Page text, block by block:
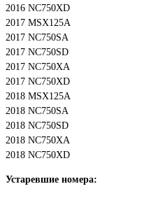
2016 NC750XD
2017 MSX125A
2017 NC750SA
2017 NC750SD
2017 NC750XA
2017 NC750XD
2018 MSX125A
2018 NC750SA
2018 NC750SD
2018 NC750XA
2018 NC750XD
Устаревшие номера: